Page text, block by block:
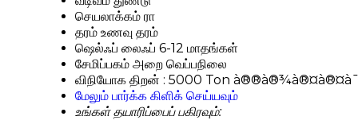
செயலாக்கம் ரா
தரம் உணவு தரம்
ஷெல்ஃப் லைஃப் 6-12 மாதங்கள்
சேமிப்பகம் அறை வெப்பநிலை
விநியோக திறன் : 5000 Ton
மேலும் பார்க்க கிளிக் செய்யவும்
உங்கள் தயாரிப்பைப் பகிரவும்: